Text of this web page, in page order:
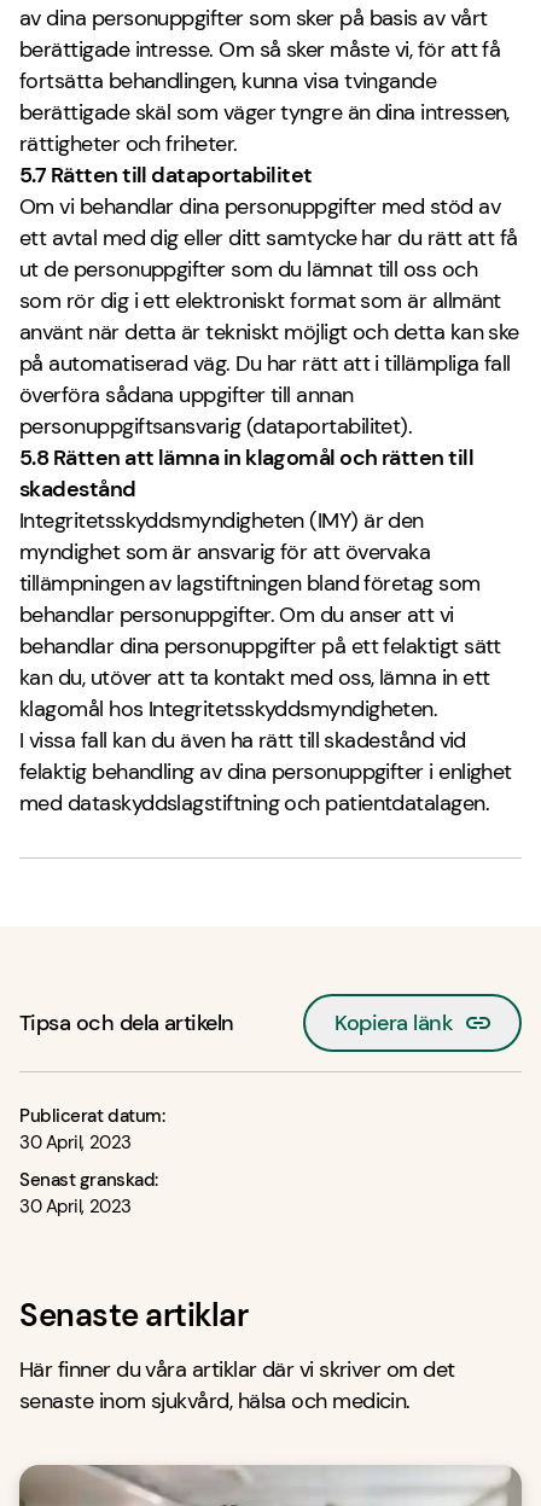
av dina personuppgifter som sker på basis av vårt
berättigade intresse. Om så sker måste vi, för att få
fortsätta behandlingen, kunna visa tvingande
berättigade skäl som väger tyngre än dina intressen,
rättigheter och friheter.
5.7 Rätten till dataportabilitet
Om vi behandlar dina personuppgifter med stöd av
ett avtal med dig eller ditt samtycke har du rätt att få
ut de personuppgifter som du lämnat till oss och
som rör dig i ett elektroniskt format som är allmänt
använt när detta är tekniskt möjligt och detta kan ske
på automatiserad väg. Du har rätt att i tillämpliga fall
överföra sådana uppgifter till annan
personuppgiftsansvarig (dataportabilitet).
5.8 Rätten att lämna in klagomål och rätten till
skadestånd
Integritetsskyddsmyndigheten (IMY) är den
myndighet som är ansvarig för att övervaka
tillämpningen av lagstiftningen bland företag som
behandlar personuppgifter. Om du anser att vi
behandlar dina personuppgifter på ett felaktigt sätt
kan du, utöver att ta kontakt med oss, lämna in ett
klagomål hos Integritetsskyddsmyndigheten.
I vissa fall kan du även ha rätt till skadestånd vid
felaktig behandling av dina personuppgifter i enlighet
med dataskyddslagstiftning och patientdatalagen.
Tipsa och dela artikeln Kopiera länk
Publicerat datum:
30 April, 2023
Senast granskad:
30 April, 2023
Senaste artiklar
Här finner du våra artiklar där vi skriver om det
senaste inom sjukvård, hälsa och medicin.